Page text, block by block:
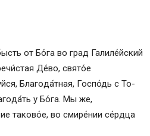
от Бо́­га во град Галиле́йский
Де́­во, свято́е
Бла­го­да́т­ная, Гос­по́дь с То­
у Бо́­га. Мы же,
та­ко­во́е, во смире́нии се́рд­ца